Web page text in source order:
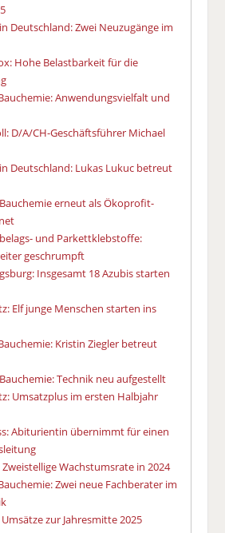
Deutschland: Zwei Neuzugänge im
Hohe Belastbarkeit für die
Anwendungsvielfalt und
D/A/CH-Geschäftsführer Michael
Deutschland: Lukas Lukuc betreut
erneut als Ökoprofit-
und Parkettklebstoffe:
geschrumpft
Insgesamt 18 Azubis starten
Elf junge Menschen starten ins
Kristin Ziegler betreut
Technik neu aufgestellt
Umsatzplus im ersten Halbjahr
Abiturientin übernimmt für einen
Zweistellige Wachstumsrate in 2024
Zwei neue Fachberater im
zur Jahresmitte 2025